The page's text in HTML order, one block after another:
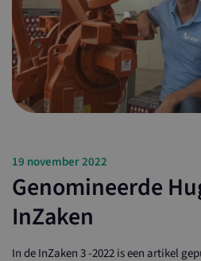
19 november 2022
Genomineerde
InZaken
In de InZaken 3 -2022 is een artikel